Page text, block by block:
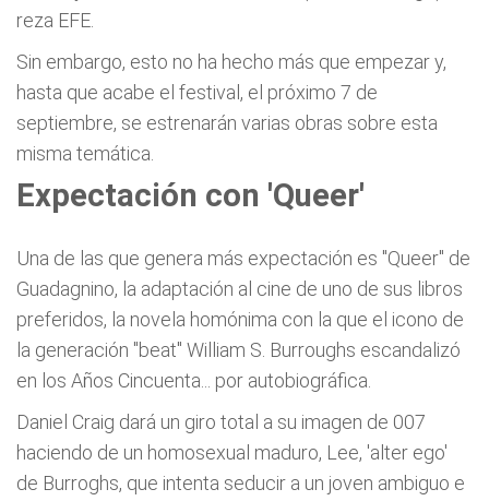
reza EFE.
Sin embargo, esto no ha hecho más que empezar y,
hasta que acabe el festival, el próximo 7 de
septiembre, se estrenarán varias obras sobre esta
misma temática.
Expectación con 'Queer'
Una de las que genera más expectación es "Queer" de
Guadagnino, la adaptación al cine de uno de sus libros
preferidos, la novela homónima con la que el icono de
la generación "beat" William S. Burroughs escandalizó
en los Años Cincuenta... por autobiográfica.
Daniel Craig dará un giro total a su imagen de 007
haciendo de un homosexual maduro, Lee, 'alter ego'
de Burroghs, que intenta seducir a un joven ambiguo e